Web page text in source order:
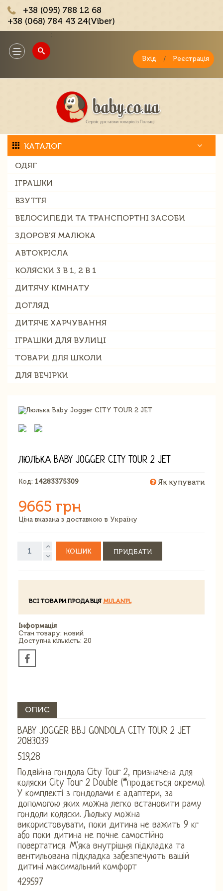
+38 (095) 788 12 68
+38 (068) 784 43 24(Viber)
Toggle
navigation
Вхід / Реєстрація
КАТАЛОГ
ОДЯГ
ІГРАШКИ
ВЗУТТЯ
ВЕЛОСИПЕДИ ТА ТРАНСПОРТНІ ЗАСОБИ
ЗДОРОВ'Я МАЛЮКА
АВТОКРІСЛА
КОЛЯСКИ 3 В 1, 2 В 1
ДИТЯЧУ КІМНАТУ
ДОГЛЯД
ДИТЯЧЕ ХАРЧУВАННЯ
ІГРАШКИ ДЛЯ ВУЛИЦІ
ТОВАРИ ДЛЯ ШКОЛИ
ДЛЯ ВЕЧІРКИ
ЛЮЛЬКА BABY JOGGER CITY TOUR 2 JET
Код: 14283375309 Як купувати
9665 грн
Ціна вказана з доставкою в Україну
КОШИК ПРИДБАТИ
ВСІ ТОВАРИ ПРОДАВЦЯ MULANPL
Інформація
Стан товару: новий
Доступна кількість: 20
ОПИС
BABY JOGGER BBJ GONDOLA CITY TOUR 2 JET
2083039
519,28
Подвійна гондола City Tour 2, призначена для
коляски City Tour 2 Double (*продається окремо).
У комплекті з гондолами є адаптери, за
допомогою яких можна легко встановити раму
гондоли коляски. Люльку можна
використовувати, поки дитина не важить 9 кг
або поки дитина не почне самостійно
повертатися. М'яка внутрішня підкладка та
вентильована підкладка забезпечують вашій
дитині максимальний комфорт
429597